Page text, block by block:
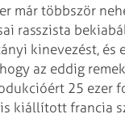
már többször
rasszista
kinevezést,
az eddig
25 ezer
kiállított francia